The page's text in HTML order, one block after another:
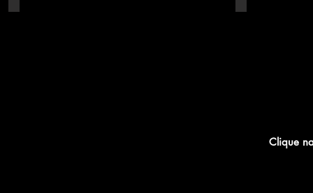
Vista do palco Em palco
Clique